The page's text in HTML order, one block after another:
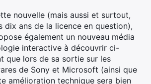
nouvelle (mais aussi et surtout,
dix ans de la licence en question),
également un nouveau média
interactive à découvrir ci-
que lors de sa sortie sur les
de Sony et Microsoft (ainsi que
amélioration technique sera bien